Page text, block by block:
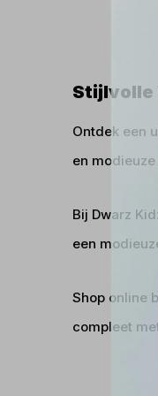
Stijlvolle
Ontdek een
en
Bij Dwarz
een
Shop online
compleet